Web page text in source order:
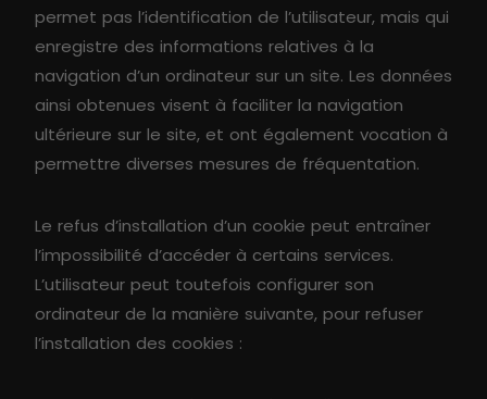
permet pas l’identification de l’utilisateur, mais qui
enregistre des informations relatives à la
navigation d’un ordinateur sur un site. Les données
ainsi obtenues visent à faciliter la navigation
ultérieure sur le site, et ont également vocation à
permettre diverses mesures de fréquentation.
Le refus d’installation d’un cookie peut entraîner
l’impossibilité d’accéder à certains services.
L’utilisateur peut toutefois configurer son
ordinateur de la manière suivante, pour refuser
l’installation des cookies :